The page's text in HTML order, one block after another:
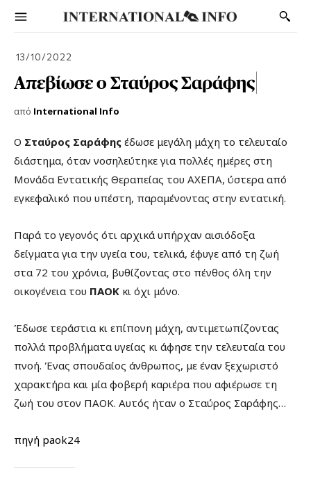
13/10/2022
Απεβίωσε ο Σταύρος Σαράφης
από International Info
Ο Σταύρος Σαράφης έδωσε μεγάλη μάχη το τελευταίο
διάστημα, όταν νοσηλεύτηκε για πολλές ημέρες στη
Μονάδα Εντατικής Θεραπείας του ΑΧΕΠΑ, ύστερα από
εγκεφαλικό που υπέστη, παραμένοντας στην εντατική.
Παρά το γεγονός ότι αρχικά υπήρχαν αισιόδοξα
δείγματα για την υγεία του, τελικά, έφυγε από τη ζωή
στα 72 του χρόνια, βυθίζοντας στο πένθος όλη την
οικογένεια του ΠΑΟΚ κι όχι μόνο.
Έδωσε τεράστια κι επίπονη μάχη, αντιμετωπίζοντας
πολλά προβλήματα υγείας κι άφησε την τελευταία του
πνοή. Ένας σπουδαίος άνθρωπος, με έναν ξεχωριστό
χαρακτήρα και μία φοβερή καριέρα που αφιέρωσε τη
ζωή του στον ΠΑΟΚ. Αυτός ήταν ο Σταύρος Σαράφης…
πηγή paok24